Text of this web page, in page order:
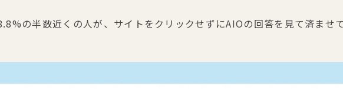
の半数近くの人が、サイトをクリックせずにAIOの回答を見て済ませ